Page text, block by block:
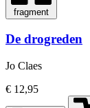
fragment
De drogreden
Jo Claes
€ 12,95